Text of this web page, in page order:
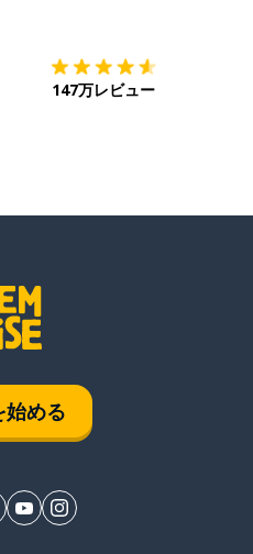
147万レビュー
始める